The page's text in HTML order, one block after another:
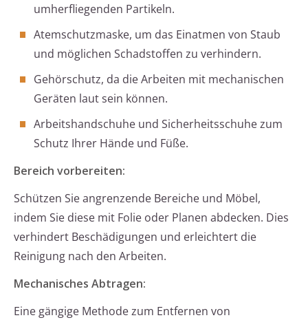
umherfliegenden Partikeln.
Atemschutzmaske, um das Einatmen von Staub
und möglichen Schadstoffen zu verhindern.
Gehörschutz, da die Arbeiten mit mechanischen
Geräten laut sein können.
Arbeitshandschuhe und Sicherheitsschuhe zum
Schutz Ihrer Hände und Füße.
Bereich vorbereiten:
Schützen Sie angrenzende Bereiche und Möbel,
indem Sie diese mit Folie oder Planen abdecken. Dies
verhindert Beschädigungen und erleichtert die
Reinigung nach den Arbeiten.
Mechanisches Abtragen:
Eine gängige Methode zum Entfernen von